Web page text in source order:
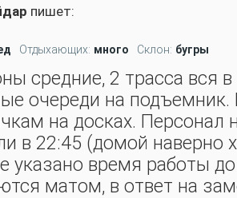
пишет:
Отдыхающих: много Склон: бугры
средние, 2 трасса вся в
очереди на подъемник.
на досках. Персонал
в 22:45 (домой наверно
указано время работы
матом, в ответ на